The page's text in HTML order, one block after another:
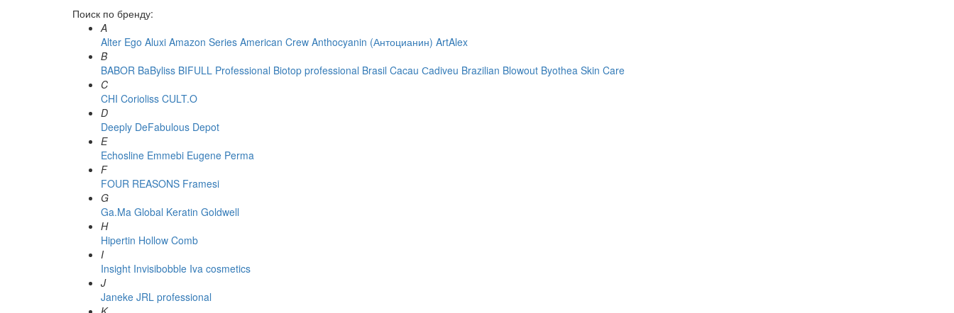
Поиск по бренду:
A
Alter Ego Aluxi Amazon Series American Crew Anthocyanin (Антоцианин) ArtAlex
B
BABOR BaByliss BIFULL Professional Biotop professional Brasil Cacau Сadiveu Brazilian Blowout Byothea Skin Care
C
CHI Corioliss CULT.O
D
Deeply DeFabulous Depot
E
Echosline Emmebi Eugene Perma
F
FOUR REASONS Framesi
G
Ga.Ma Global Keratin Goldwell
H
Hipertin Hollow Comb
I
Insight Invisibobble Iva cosmetics
J
Janeke JRL professional